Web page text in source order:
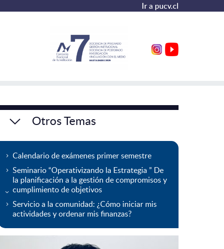
Ir a pucv.cl
Otros Temas
Calendario de exámenes primer semestre
Seminario “Operativizando la Estrategia ” De
la planificación a la gestión de compromisos y
cumplimiento de objetivos
Servicio a la comunidad: ¿Cómo iniciar mis
actividades y ordenar mis finanzas?